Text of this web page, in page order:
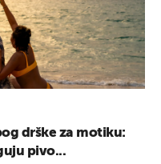
drške za motiku:
pivo...